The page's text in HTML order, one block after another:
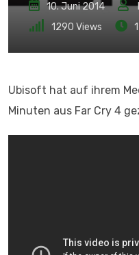
10. Juni 2014
1290 Views
Ubisoft hat auf ihrem
Minuten aus Far Cry 4